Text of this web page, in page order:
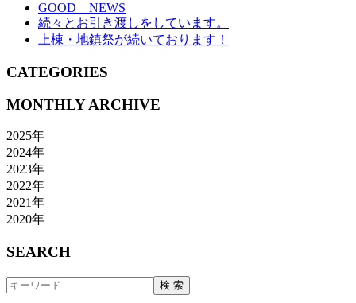
GOOD NEWS
続々とお引き渡しをしています。
上棟・地鎮祭が続いております！
CATEGORIES
MONTHLY ARCHIVE
2025年
2024年
2023年
2022年
2021年
2020年
SEARCH